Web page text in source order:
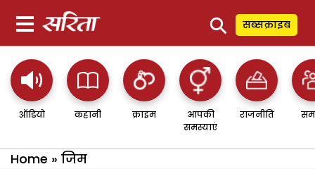
⚲ सब्सक्राइब
ऑडियो कहानी क्राइम
आपकी
समस्याएं
राजनीति
Home » जिम